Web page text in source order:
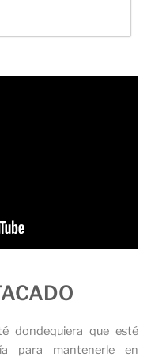
dondequiera que esté
para mantenerle en